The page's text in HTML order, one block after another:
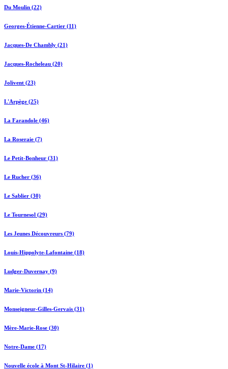
Du Moulin (22)
Georges-Étienne-Cartier (11)
Jacques-De Chambly (21)
Jacques-Rocheleau (20)
Jolivent (23)
L'Arpège (25)
La Farandole (46)
La Roseraie (7)
Le Petit-Bonheur (31)
Le Rucher (36)
Le Sablier (30)
Le Tournesol (29)
Les Jeunes Découvreurs (79)
Louis-Hippolyte-Lafontaine (18)
Ludger-Duvernay (9)
Marie-Victorin (14)
Monseigneur-Gilles-Gervais (31)
Mère-Marie-Rose (30)
Notre-Dame (17)
Nouvelle école à Mont St-Hilaire (1)